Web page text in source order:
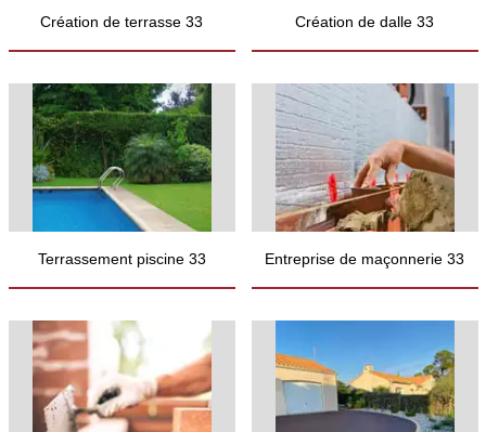
Création de terrasse 33 Création de dalle 33
Terrassement piscine 33 Entreprise de maçonnerie 33